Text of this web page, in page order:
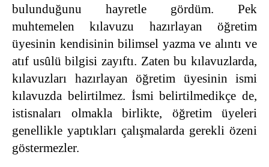
bulunduğunu hayretle gördüm. Pek
muhtemelen kılavuzu hazırlayan öğretim
üyesinin kendisinin bilimsel yazma ve alıntı ve
atıf usûlü bilgisi zayıftı. Zaten bu kılavuzlarda,
kılavuzları hazırlayan öğretim üyesinin ismi
kılavuzda belirtilmez. İsmi belirtilmedikçe de,
istisnaları olmakla birlikte, öğretim üyeleri
genellikle yaptıkları çalışmalarda gerekli özeni
göstermezler.